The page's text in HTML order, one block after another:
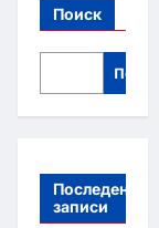
Поиск
Поиск
Последение
записи